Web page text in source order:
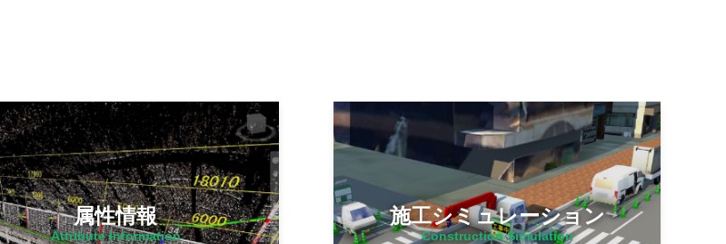
属性情報
Attribute Information
施工シミュレーション
Construction Simulation